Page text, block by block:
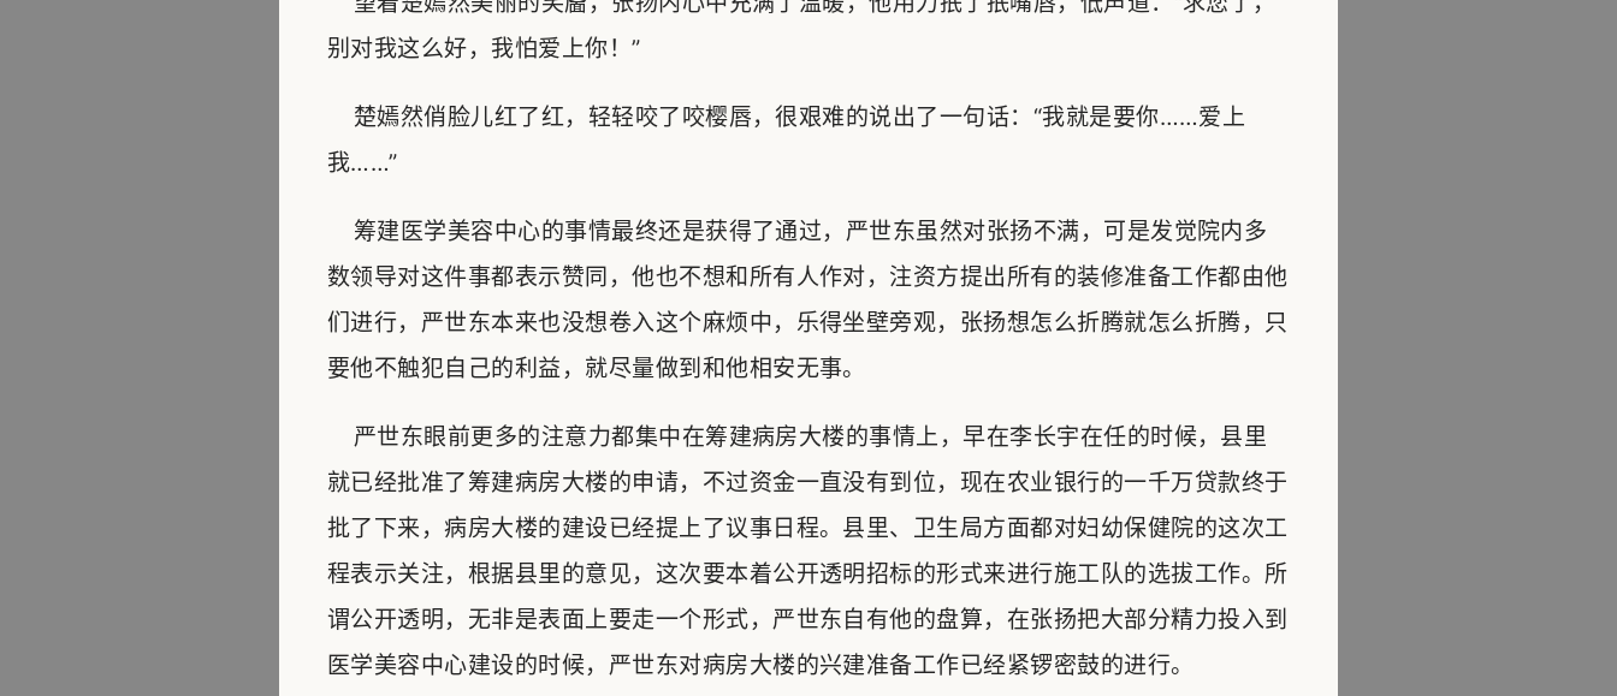
别对我这么好，我怕爱上你！”
楚嫣然俏脸儿红了红，轻轻咬了咬樱唇，很艰难的说出了一句话：“我就是要你……爱上
我……”
筹建医学美容中心的事情最终还是获得了通过，严世东虽然对张扬不满，可是发觉院内多
数领导对这件事都表示赞同，他也不想和所有人作对，注资方提出所有的装修准备工作都由他
们进行，严世东本来也没想卷入这个麻烦中，乐得坐壁旁观，张扬想怎么折腾就怎么折腾，只
要他不触犯自己的利益，就尽量做到和他相安无事。
严世东眼前更多的注意力都集中在筹建病房大楼的事情上，早在李长宇在任的时候，县里
就已经批准了筹建病房大楼的申请，不过资金一直没有到位，现在农业银行的一千万贷款终于
批了下来，病房大楼的建设已经提上了议事日程。县里、卫生局方面都对妇幼保健院的这次工
程表示关注，根据县里的意见，这次要本着公开透明招标的形式来进行施工队的选拔工作。所
谓公开透明，无非是表面上要走一个形式，严世东自有他的盘算，在张扬把大部分精力投入到
医学美容中心建设的时候，严世东对病房大楼的兴建准备工作已经紧锣密鼓的进行。